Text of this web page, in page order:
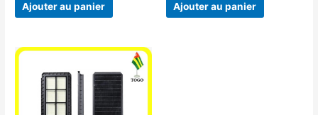
Ajouter au panier Ajouter au panier